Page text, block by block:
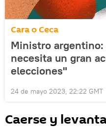
Cara o Ceca
Ministro
necesita un gran
elecciones"
24 de mayo 2023, 22:22 GMT
Caerse y